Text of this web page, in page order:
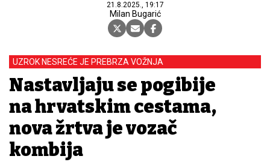
21.8.2025., 19:17
Milan Bugarić
UZROK NESREĆE JE PREBRZA VOŽNJA
Nastavljaju se pogibije
na hrvatskim cestama,
nova žrtva je vozač
kombija